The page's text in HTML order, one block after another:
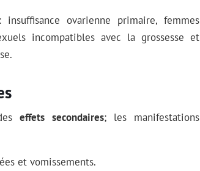
ovarienne primaire, femmes
incompatibles avec la grossesse et
effets secondaires; les manifestations
et vomissements.